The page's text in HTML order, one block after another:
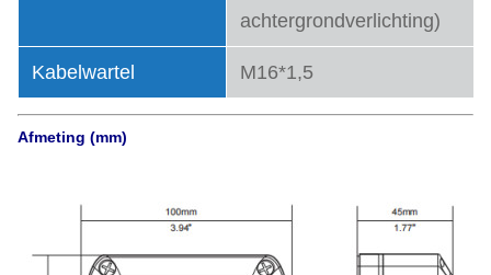
achtergrondverlichting)
Kabelwartel M16*1,5
Afmeting (mm)